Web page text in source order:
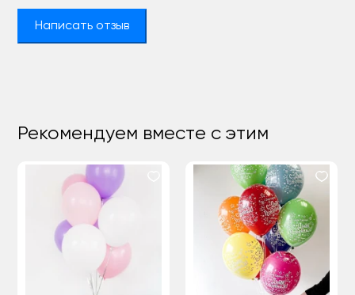
Написать отзыв
Рекомендуем вместе с этим